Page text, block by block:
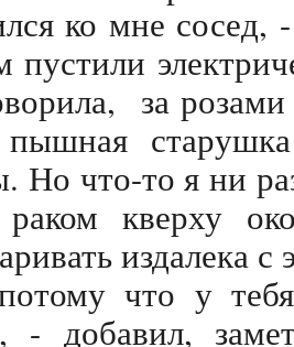
ко мне
пустили
за
Но что-то я ни
раком кверху
издалека
что у
- добавил,